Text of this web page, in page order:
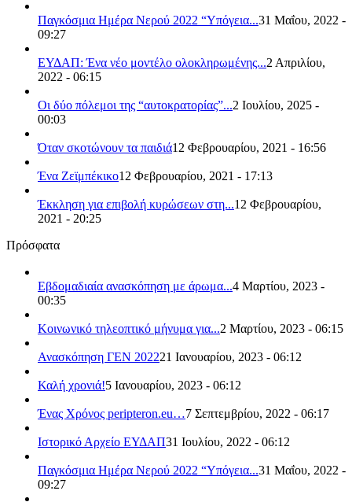
Παγκόσμια Ημέρα Νερού 2022 “Υπόγεια...31 Μαΐου, 2022 -
09:27
ΕΥΔΑΠ: Ένα νέο μοντέλο ολοκληρωμένης...2 Απριλίου,
2022 - 06:15
Οι δύο πόλεμοι της “αυτοκρατορίας”...2 Ιουλίου, 2025 -
00:03
Όταν σκοτώνουν τα παιδιά12 Φεβρουαρίου, 2021 - 16:56
Ένα Ζεϊμπέκικο12 Φεβρουαρίου, 2021 - 17:13
Έκκληση για επιβολή κυρώσεων στη...12 Φεβρουαρίου,
2021 - 20:25
Πρόσφατα
Εβδομαδιαία ανασκόπηση με άρωμα...4 Μαρτίου, 2023 -
00:35
Κοινωνικό τηλεοπτικό μήνυμα για...2 Μαρτίου, 2023 - 06:15
Ανασκόπηση ΓΕΝ 202221 Ιανουαρίου, 2023 - 06:12
Καλή χρονιά!5 Ιανουαρίου, 2023 - 06:12
Ένας Χρόνος peripteron.eu…7 Σεπτεμβρίου, 2022 - 06:17
Ιστορικό Αρχείο ΕΥΔΑΠ31 Ιουλίου, 2022 - 06:12
Παγκόσμια Ημέρα Νερού 2022 “Υπόγεια...31 Μαΐου, 2022 -
09:27